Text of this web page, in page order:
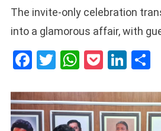
The invite-only celebration
into a glamorous affair, with
Facebook
Twitter
WhatsApp
Pocket